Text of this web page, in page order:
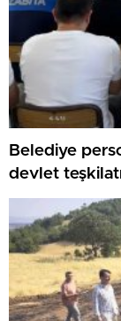
Belediye
devlet teşkilatı